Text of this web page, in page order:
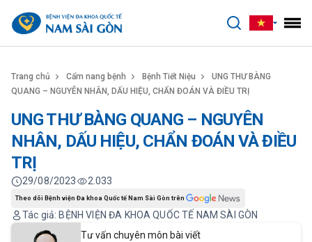
Trang chủ Cẩm nang bệnh Bệnh Tiết Niệu
UNG THƯ BÀNG
QUANG – NGUYÊN NHÂN, DẤU HIỆU, CHẨN ĐOÁN VÀ ĐIỀU TRỊ
UNG THƯ BÀNG QUANG – NGUYÊN
NHÂN, DẤU HIỆU, CHẨN ĐOÁN VÀ ĐIỀU
TRỊ
Tác giả: BỆNH VIỆN ĐA KHOA QUỐC TẾ NAM SÀI GÒN
29/08/2023 2.033
Theo dõi Bệnh viện Đa khoa Quốc tế Nam Sài Gòn trên
Tư vấn chuyên môn bài viết